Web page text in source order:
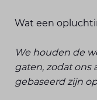
Wat een
We houden de
gaten, zodat ons
gebaseerd zijn